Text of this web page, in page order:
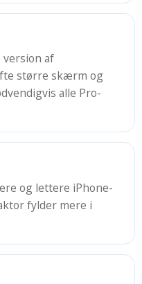
af
større skærm og
alle Pro-
og lettere iPhone-
fylder mere i